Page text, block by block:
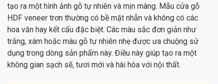
tạo ra một hình ảnh gỗ tự nhiên và mịn màng. Mẫu cửa gỗ
HDF veneer trơn thường có bề mặt nhẵn và không có các
hoa văn hay kết cấu đặc biệt. Các màu sắc đơn giản như
trắng, xám hoặc màu gỗ tự nhiên nhẹ được ưa chuộng sử
dụng trong dòng sản phẩm này. Điều này giúp tạo ra một
không gian sạch sẽ, tươi mới và hài hòa với nội thất.